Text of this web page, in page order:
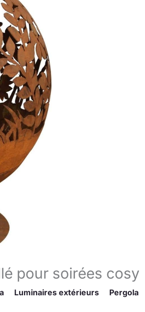
pour soirées cosy
Luminaires extérieurs
Pergola